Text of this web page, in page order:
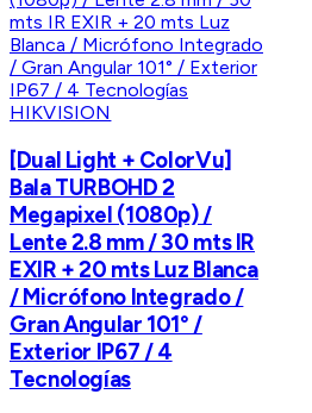
HIKVISION
[Dual Light + ColorVu]
Bala TURBOHD 2
Megapixel (1080p) /
Lente 2.8 mm / 30 mts IR
EXIR + 20 mts Luz Blanca
/ Micrófono Integrado /
Gran Angular 101° /
Exterior IP67 / 4
Tecnologías